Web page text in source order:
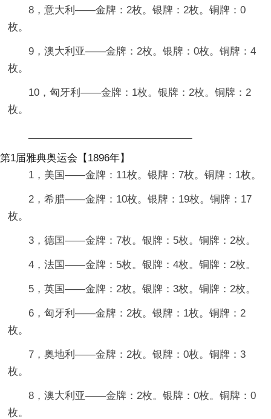
8，意大利——金牌：2枚。银牌：2枚。铜牌：0
枚。
9，澳大利亚——金牌：2枚。银牌：0枚。铜牌：4
枚。
10，匈牙利——金牌：1枚。银牌：2枚。铜牌：2
枚。
第1届雅典奥运会【1896年】
1，美国——金牌：11枚。银牌：7枚。铜牌：1枚。
2，希腊——金牌：10枚。银牌：19枚。铜牌：17
枚。
3，德国——金牌：7枚。银牌：5枚。铜牌：2枚。
4，法国——金牌：5枚。银牌：4枚。铜牌：2枚。
5，英国——金牌：2枚。银牌：3枚。铜牌：2枚。
6，匈牙利——金牌：2枚。银牌：1枚。铜牌：2
枚。
7，奥地利——金牌：2枚。银牌：0枚。铜牌：3
枚。
8，澳大利亚——金牌：2枚。银牌：0枚。铜牌：0
枚。